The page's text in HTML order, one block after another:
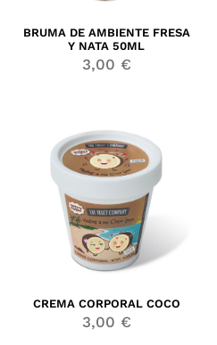
BRUMA DE AMBIENTE FRESA
Y NATA 50ML
3,00 €
CREMA CORPORAL COCO
3,00 €